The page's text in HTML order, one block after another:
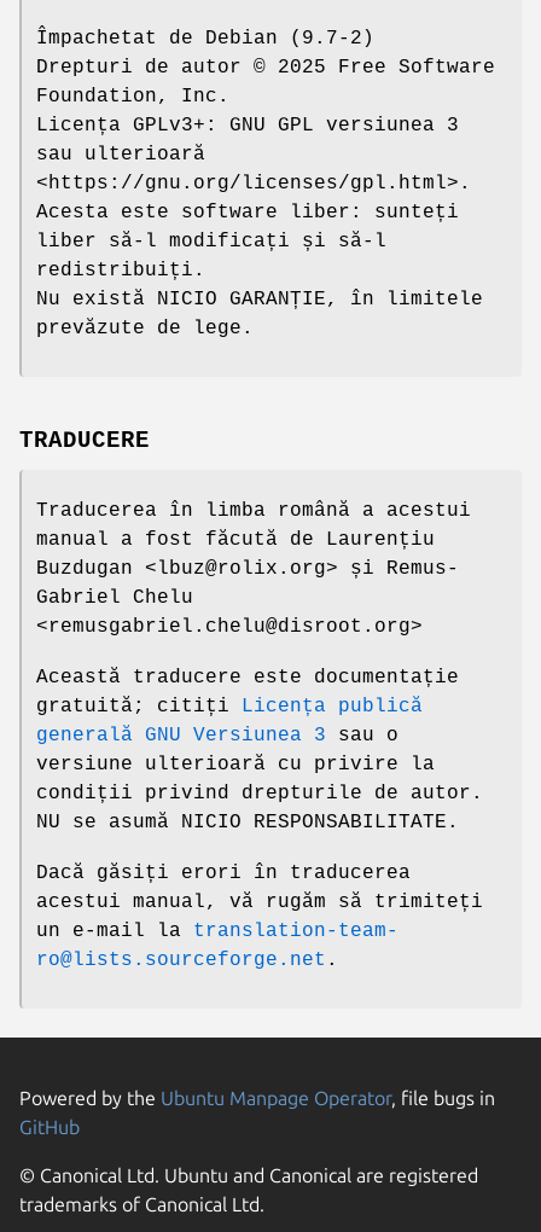
Împachetat de Debian (9.7-2)
Drepturi de autor © 2025 Free Software
Foundation, Inc.
Licența GPLv3+: GNU GPL versiunea 3
sau ulterioară
<https://gnu.org/licenses/gpl.html>.
Acesta este software liber: sunteți
liber să-l modificați și să-l
redistribuiți.
Nu există NICIO GARANȚIE, în limitele
prevăzute de lege.
TRADUCERE
Traducerea în limba română a acestui
manual a fost făcută de Laurențiu
Buzdugan <lbuz@rolix.org> și Remus-
Gabriel Chelu
<remusgabriel.chelu@disroot.org>
Această traducere este documentație
gratuită; citiți Licența publică
generală GNU Versiunea 3 sau o
versiune ulterioară cu privire la
condiții privind drepturile de autor.
NU se asumă NICIO RESPONSABILITATE.
Dacă găsiți erori în traducerea
acestui manual, vă rugăm să trimiteți
un e-mail la translation-team-
ro@lists.sourceforge.net .
Powered by the Ubuntu Manpage Operator, file bugs in
GitHub
© Canonical Ltd. Ubuntu and Canonical are registered
trademarks of Canonical Ltd.